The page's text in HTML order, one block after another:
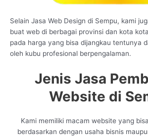
Selain Jasa Web Design di Sempu, kami
buat web di berbagai provinsi dan kota
pada harga yang bisa dijangkau tentunya
oleh kubu profesional berpengalaman.
Jenis Jasa
Website di
Kami memiliki macam website yang
berdasarkan dengan usaha bisnis